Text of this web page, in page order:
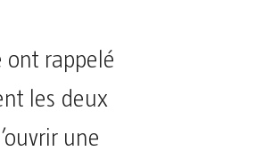
ont rappelé
les deux
une